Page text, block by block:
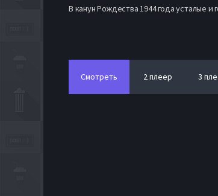
В канун Рождества 1944 года усталые
Смотреть 2 плеер 3